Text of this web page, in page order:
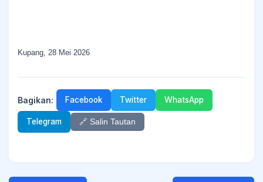
Kupang, 28 Mei 2026
Bagikan: Facebook Twitter WhatsApp
Telegram 🔗 Salin Tautan